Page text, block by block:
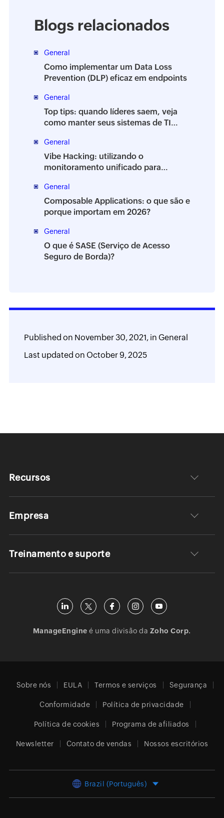
Blogs relacionados
General
Como implementar um Data Loss
Prevention (DLP) eficaz em endpoints
General
Top tips: quando líderes saem, veja
como manter seus sistemas de TI
General
Vibe Hacking: utilizando o
monitoramento unificado para
General
Composable Applications: o que são e
porque importam em 2026?
General
O que é SASE (Serviço de Acesso
Seguro de Borda)?
Published on November 30, 2021,in General
Last updated on October 9, 2025
Recursos
Empresa
Treinamento e suporte
ManageEngine é uma divisão da Zoho Corp.
Sobre nós EULA Termos e serviços Segurança
Conformidade Política de privacidade
Política de cookies Programa de afiliados
Newsletter Contato de vendas Nossos escritórios
Brazil (Português)